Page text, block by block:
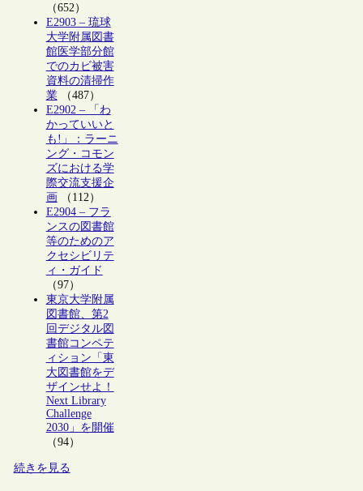
（652）
E2903 – 琉球
大学附属図書
館医学部分館
でのカビ被害
資料の清掃作
業（487）
E2902 – 「わ
かっていいと
も!」：ラーニ
ング・コモン
ズにおける学
際交流支援企
画 （112）
E2904 – フラ
ンスの図書館
等のためのア
クセシビリテ
ィ・ガイド
（97）
東京大学附属
図書館、第2
回デジタル図
書館コンペテ
ィション「東
大図書館をデ
ザインせよ！
Next Library
Challenge
2030」を開催
（94）
続きを見る